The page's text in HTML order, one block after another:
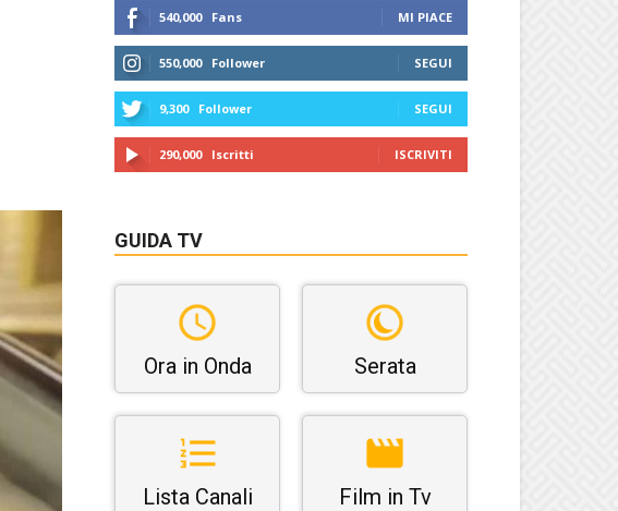
540,000 Fans MI PIACE
550,000 Follower SEGUI
9,300 Follower SEGUI
290,000 Iscritti ISCRIVITI
GUIDA TV
Ora in Onda Serata
Lista Canali Film in Tv